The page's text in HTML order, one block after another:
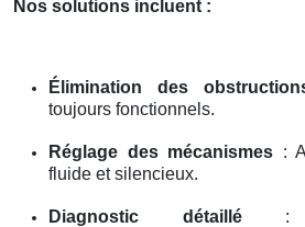
Nos solutions incluent :
Élimination des
toujours fonctionnels.
Réglage des mécanismes :
fluide et silencieux.
Diagnostic détaillé: